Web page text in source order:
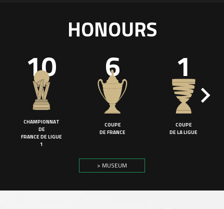
HONOURS
10
CHAMPIONNAT
DE
FRANCE DE LIGUE
1
6
COUPE
DE FRANCE
1
COUPE
DE LA LIGUE
> MUSEUM